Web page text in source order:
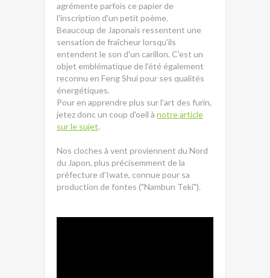
agrémente parfois ce papier de
l'inscription d'un petit poème.
Beaucoup de Japonais ressentent une
sensation de fraîcheur lorsqu'ils
entendent le son d'un carillon. C'est un
objet emblématique de l'été également
reconnu en Feng Shui pour ses qualités
énergétiques.
Pour en apprendre plus sur l'art des furin,
jetez donc un coup d'oeil à notre article
sur le sujet.
Nos cloches à vent proviennent du Nord
du Japon, plus précisemment de la
préfecture d'Iwate, connue pour sa
production de fontes ("Nambun Teki").